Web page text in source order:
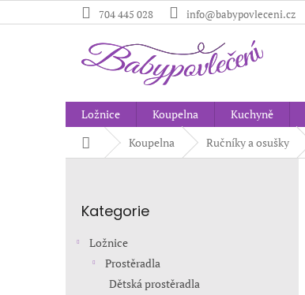
na
704 445 028 info@babypovleceni.cz
Ložnice Koupelna Kuchyně
Domů Koupelna Ručníky a osušky
kategorie
Kategorie
Ložnice
Prostěradla
Dětská prostěradla